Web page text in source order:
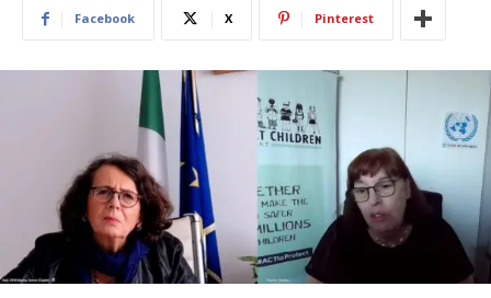
Facebook X Pinterest